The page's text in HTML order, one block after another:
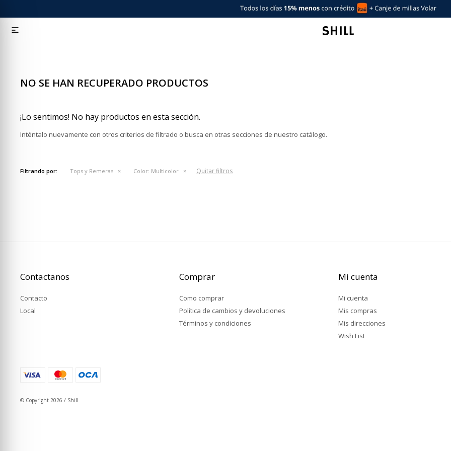

NO SE HAN RECUPERADO PRODUCTOS
¡Lo sentimos! No hay productos en esta sección.
Inténtalo nuevamente con otros criterios de filtrado o busca en otras secciones de nuestro catálogo.
Filtrando por: Tops y Remeras Color: Multicolor Quitar filtros
Contactanos
Contacto
Local
Comprar
Como comprar
Política de cambios y devoluciones
Términos y condiciones
Mi cuenta
Mi cuenta
Mis compras
Mis direcciones
Wish List
© Copyright 2026 / Shill